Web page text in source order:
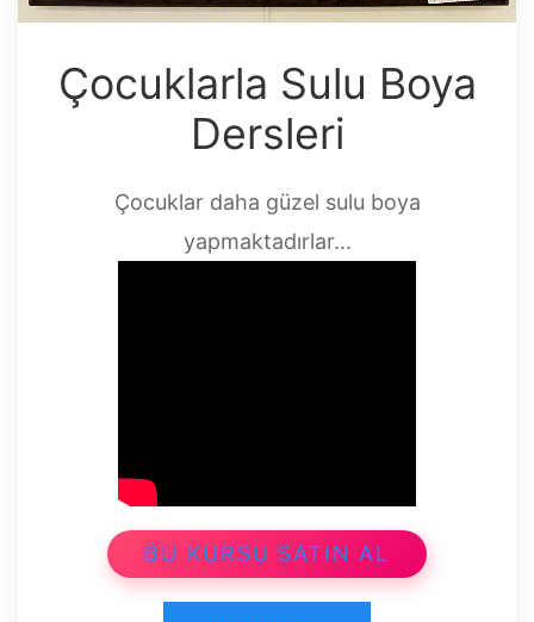
Çocuklarla Sulu Boya
Dersleri
Çocuklar daha güzel sulu boya
yapmaktadırlar...
BU KURSU SATIN AL